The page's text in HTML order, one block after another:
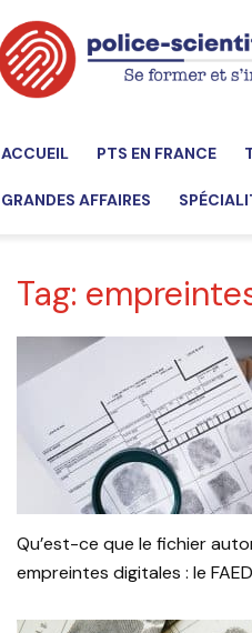
ACCUEIL PTS EN FRANCE
GRANDES AFFAIRES
Tag:
Qu’est-ce que le fichier
empreintes digitales : le